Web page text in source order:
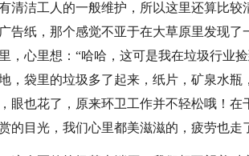
清洁工人的一般维护，所以这里还算比
告纸，那个感觉不亚于在大草原里发现
，心里想：“哈哈，这可是我在垃圾行业
，袋里的垃圾多了起来，纸片，矿泉水
眼也花了，原来环卫工作并不轻松哦！
的目光，我们心里都美滋滋的，疲劳也走